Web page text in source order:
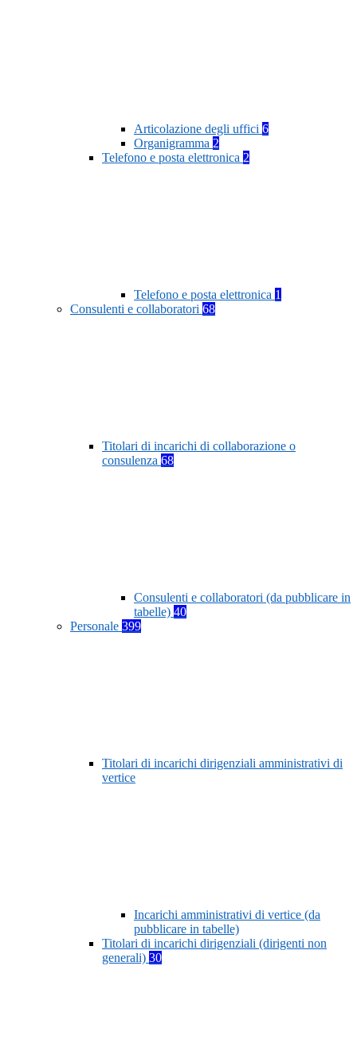
Articolazione degli uffici 6
Organigramma 2
Telefono e posta elettronica 2
Telefono e posta elettronica 1
Consulenti e collaboratori 68
Titolari di incarichi di collaborazione o
consulenza 68
Consulenti e collaboratori (da pubblicare in
tabelle) 40
Personale 399
Titolari di incarichi dirigenziali amministrativi di
vertice
Incarichi amministrativi di vertice (da
pubblicare in tabelle)
Titolari di incarichi dirigenziali (dirigenti non
generali) 30